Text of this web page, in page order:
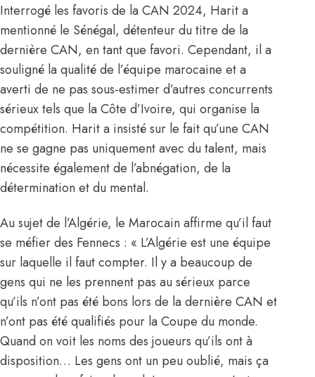
Interrogé les favoris de la CAN 2024, Harit a
mentionné le Sénégal, détenteur du titre de la
dernière CAN, en tant que favori. Cependant, il a
souligné la qualité de l’équipe marocaine et a
averti de ne pas sous-estimer d’autres concurrents
sérieux tels que la Côte d’Ivoire, qui organise la
compétition. Harit a insisté sur le fait qu’une CAN
ne se gagne pas uniquement avec du talent, mais
nécessite également de l’abnégation, de la
détermination et du mental.
Au sujet de l’Algérie, le Marocain affirme qu’il faut
se méfier des Fennecs : « L’Algérie est une équipe
sur laquelle il faut compter. Il y a beaucoup de
gens qui ne les prennent pas au sérieux parce
qu’ils n’ont pas été bons lors de la dernière CAN et
n’ont pas été qualifiés pour la Coupe du monde.
Quand on voit les noms des joueurs qu’ils ont à
disposition… Les gens ont un peu oublié, mais ça